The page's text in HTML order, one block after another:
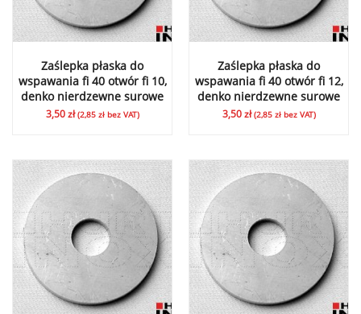
Zaślepka płaska do
wspawania fi 40 otwór fi 10,
denko nierdzewne surowe
3,50zł (2,85 złbez VAT)
Zaślepka płaska do
wspawania fi 40 otwór fi 12,
denko nierdzewne surowe
3,50zł (2,85 złbez VAT)